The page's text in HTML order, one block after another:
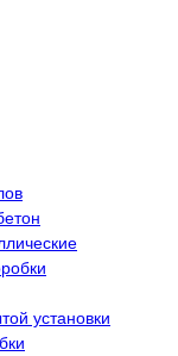
установки